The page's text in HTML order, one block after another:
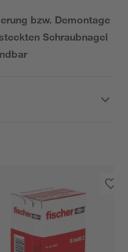
bzw. Demontage
Schraubnagel